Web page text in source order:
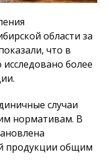
области за
что в
более
случаи
нормативам. В
продукции общим